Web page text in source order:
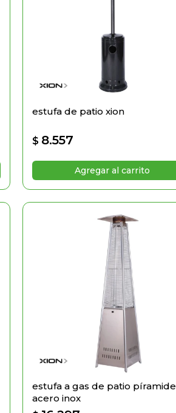
estufa de patio xion
$ 8.557
estufa a gas de patio píramide
acero inox